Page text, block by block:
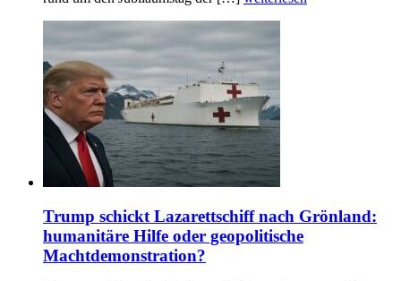
Trump schickt Lazarettschiff nach Grönland:
humanitäre Hilfe oder geopolitische
Machtdemonstration?